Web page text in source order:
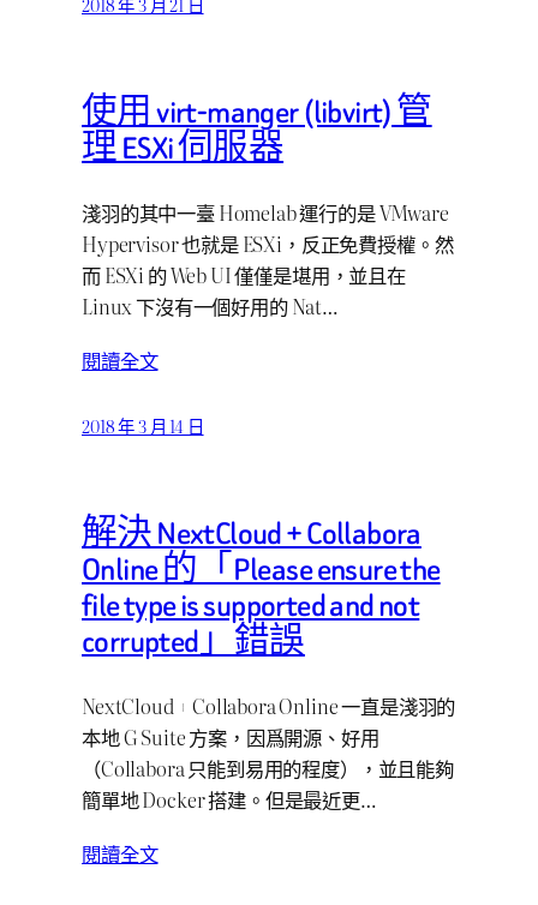
使用 virt-manger (libvirt) 管
理 ESXi 伺服器
淺羽的其中一臺 Homelab 運行的是 VMware
Hypervisor 也就是 ESXi，反正免費授權。然
而 ESXi 的 Web UI 僅僅是堪用，並且在
Linux 下沒有一個好用的 Nat…
閱讀全文
2018 年 3 月 14 日
解決 NextCloud + Collabora
Online 的「Please ensure the
file type is supported and not
corrupted」錯誤
NextCloud + Collabora Online 一直是淺羽的
本地 G Suite 方案，因爲開源、好用
（Collabora 只能到易用的程度），並且能夠
簡單地 Docker 搭建。但是最近更…
閱讀全文